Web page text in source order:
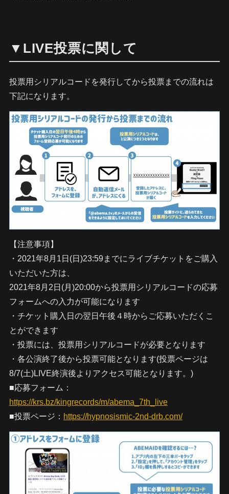
▼LIVE投票に関して
投票用シリアルコードを発行してから投票までの流れは
下記になります。
【注意事項】
・2021年8月1日(日)23:59までにライブチケットをご購入
いただいた方は、
2021年8月2日(月)20:00から投票用シリアルコードの応募
フォームへの入力が可能になります
・チケット購入日の翌日午後４時からご応募いただくこ
とができます
・投票には、投票用シリアルコードが必要となります
・各公演終了後から投票可能となります(投票ページは
8/7(土)LIVE終演後よりアクセス可能となります。)
■応募フォーム：
https://krs.bz/kingrecords/m/abema_7th_live
■投票ページ： https://hypnosismic-2nd-drb.com/